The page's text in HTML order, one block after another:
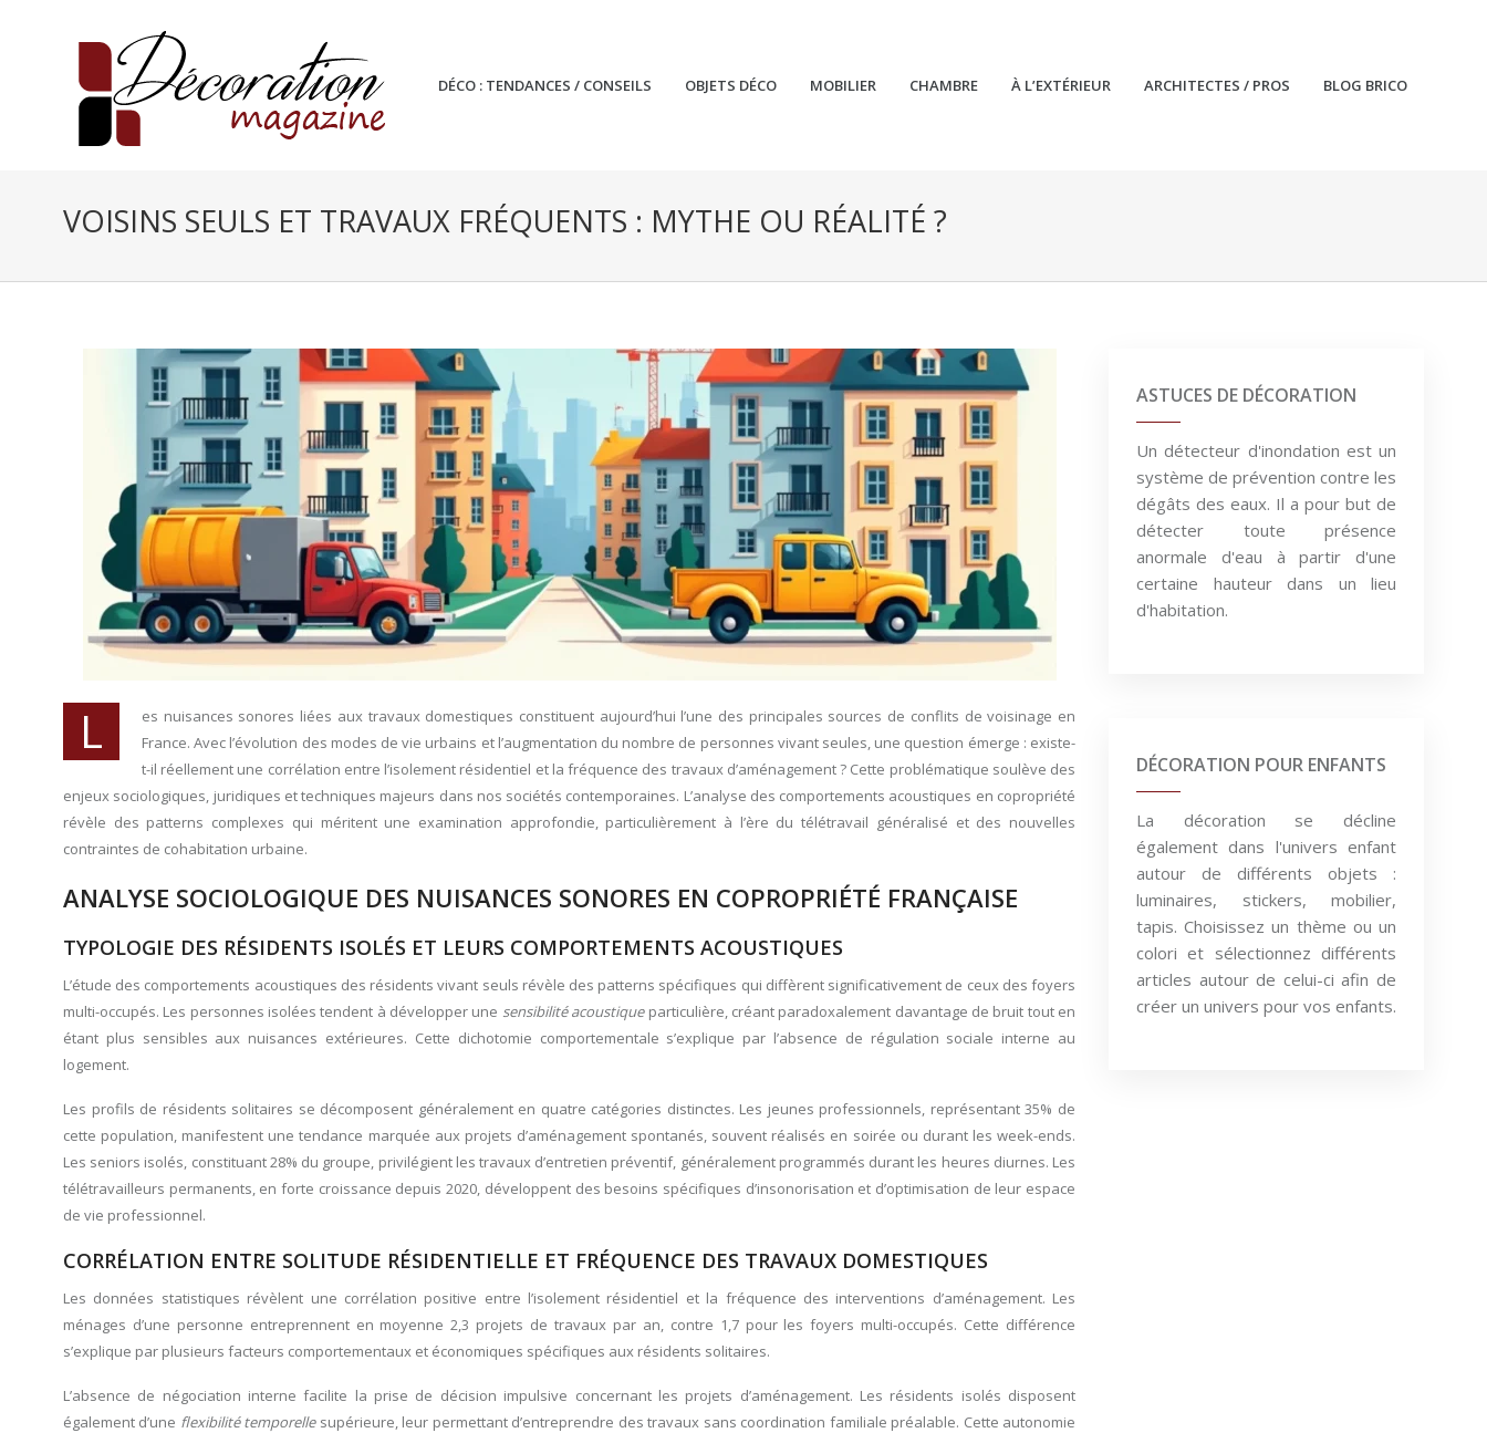
DÉCO : TENDANCES / CONSEILS OBJETS DÉCO MOBILIER CHAMBRE À L’EXTÉRIEUR ARCHITECTES / PROS BLOG BRICO
VOISINS SEULS ET TRAVAUX FRÉQUENTS : MYTHE OU RÉALITÉ ?
L
es nuisances sonores liées aux travaux domestiques constituent aujourd’hui l’une des principales sources de conflits de voisinage en
France. Avec l’évolution des modes de vie urbains et l’augmentation du nombre de personnes vivant seules, une question émerge : existe-
t-il réellement une corrélation entre l’isolement résidentiel et la fréquence des travaux d’aménagement ? Cette problématique soulève des
enjeux sociologiques, juridiques et techniques majeurs dans nos sociétés contemporaines. L’analyse des comportements acoustiques en copropriété
révèle des patterns complexes qui méritent une examination approfondie, particulièrement à l’ère du télétravail généralisé et des nouvelles
contraintes de cohabitation urbaine.
ANALYSE SOCIOLOGIQUE DES NUISANCES SONORES EN COPROPRIÉTÉ FRANÇAISE
TYPOLOGIE DES RÉSIDENTS ISOLÉS ET LEURS COMPORTEMENTS ACOUSTIQUES
L’étude des comportements acoustiques des résidents vivant seuls révèle des patterns spécifiques qui diffèrent significativement de ceux des foyers
multi-occupés. Les personnes isolées tendent à développer une sensibilité acoustique particulière, créant paradoxalement davantage de bruit tout en
étant plus sensibles aux nuisances extérieures. Cette dichotomie comportementale s’explique par l’absence de régulation sociale interne au
logement.
Les profils de résidents solitaires se décomposent généralement en quatre catégories distinctes. Les jeunes professionnels, représentant 35% de
cette population, manifestent une tendance marquée aux projets d’aménagement spontanés, souvent réalisés en soirée ou durant les week-ends.
Les seniors isolés, constituant 28% du groupe, privilégient les travaux d’entretien préventif, généralement programmés durant les heures diurnes. Les
télétravailleurs permanents, en forte croissance depuis 2020, développent des besoins spécifiques d’insonorisation et d’optimisation de leur espace
de vie professionnel.
CORRÉLATION ENTRE SOLITUDE RÉSIDENTIELLE ET FRÉQUENCE DES TRAVAUX DOMESTIQUES
Les données statistiques révèlent une corrélation positive entre l’isolement résidentiel et la fréquence des interventions d’aménagement. Les
ménages d’une personne entreprennent en moyenne 2,3 projets de travaux par an, contre 1,7 pour les foyers multi-occupés. Cette différence
s’explique par plusieurs facteurs comportementaux et économiques spécifiques aux résidents solitaires.
L’absence de négociation interne facilite la prise de décision impulsive concernant les projets d’aménagement. Les résidents isolés disposent
également d’une flexibilité temporelle supérieure, leur permettant d’entreprendre des travaux sans coordination familiale préalable. Cette autonomie
ASTUCES DE DÉCORATION
Un détecteur d'inondation est un
système de prévention contre les
dégâts des eaux. Il a pour but de
détecter toute présence
anormale d'eau à partir d'une
certaine hauteur dans un lieu
d'habitation.
DÉCORATION POUR ENFANTS
La décoration se décline
également dans l'univers enfant
autour de différents objets :
luminaires, stickers, mobilier,
tapis. Choisissez un thème ou un
colori et sélectionnez différents
articles autour de celui-ci afin de
créer un univers pour vos enfants.